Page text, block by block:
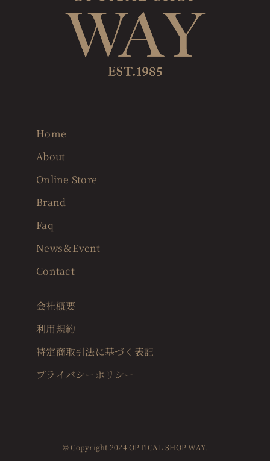
Home
About
Online Store
Brand
Faq
News＆Event
Contact
会社概要
利用規約
特定商取引法に基づく表記
プライバシーポリシー
© Copyright 2024 OPTICAL SHOP WAY.